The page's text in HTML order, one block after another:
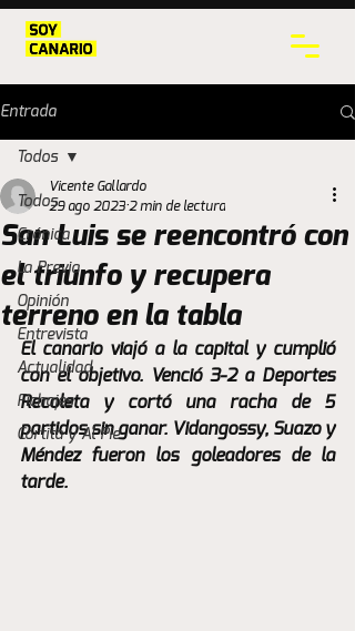
Entrada
Todos
Crónica
La Previa
Opinión
Entrevista
Actualidad
Fichajes
Cortita y Al Pie
Todos
San Luis se reencontró con
el triunfo y recupera
terreno en la tabla
Vicente Gallardo
29 ago 2023 2 min de lectura
El canario viajó a la capital y cumplió
con el objetivo. Venció 3-2 a Deportes
Recoleta y cortó una racha de 5
partidos sin ganar. Vidangossy, Suazo y
Méndez fueron los goleadores de la
tarde.